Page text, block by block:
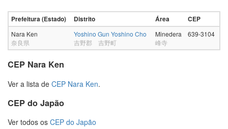
Prefeitura (Estado) Distrito Área CEP
Nara Ken
奈良県
Yoshino Gun Yoshino Cho
吉野郡 吉野町
Minedera
峰寺
639-3104
CEP Nara Ken
Ver a lista de CEP Nara Ken.
CEP do Japão
Ver todos os CEP do Japão